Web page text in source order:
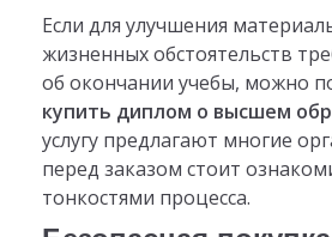
Если для улучшения
жизненных обстоятельств
об окончании учебы, можно
купить диплом о высшем
услугу предлагают многие
перед заказом стоит
тонкостями процесса.